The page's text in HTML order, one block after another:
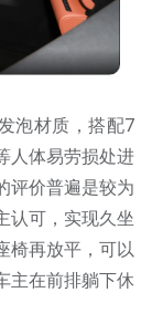
泡材质，搭配7
人体易劳损处进
评价普遍是较为
认可，实现久坐
椅再放平，可以
主在前排躺下休